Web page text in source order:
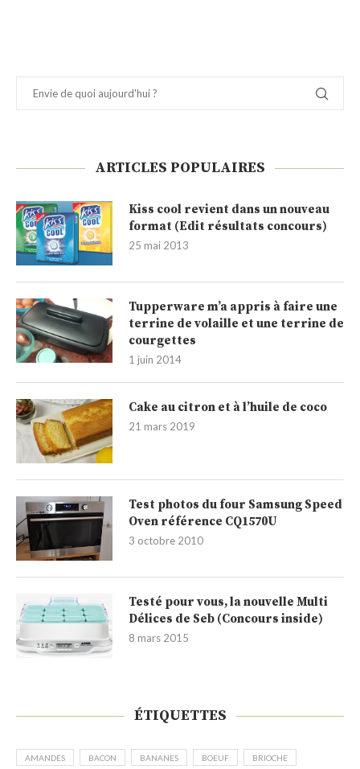
ARTICLES POPULAIRES
Kiss cool revient dans un nouveau
format (Edit résultats concours)
25 mai 2013
Tupperware m’a appris à faire une
terrine de volaille et une terrine de
courgettes
1 juin 2014
Cake au citron et à l’huile de coco
21 mars 2019
Test photos du four Samsung Speed
Oven référence CQ1570U
3 octobre 2010
Testé pour vous, la nouvelle Multi
Délices de Seb (Concours inside)
8 mars 2015
ÉTIQUETTES
AMANDES BACON BANANES BOEUF BRIOCHE